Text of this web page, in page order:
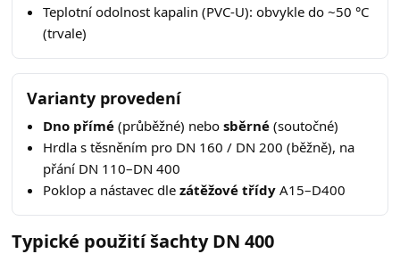
Teplotní odolnost kapalin (PVC-U): obvykle do ~50 °C
(trvale)
Varianty provedení
Dno přímé (průběžné) nebosběrné (soutočné)
Hrdla s těsněním pro DN 160 / DN 200 (běžně), na
přání DN 110–DN 400
Poklop a nástavec dlezátěžové třídy A15–D400
Typické použití šachty DN 400